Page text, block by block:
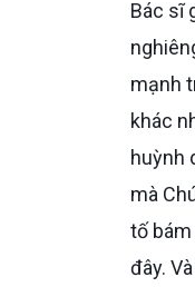
Bác sĩ giải thích vì sao cùng một nguồn lại gây ra ba triệu chứng khác nhau. Chiếc răng khôn ngầm nằm
mạnh
khác
huỳnh
mà
tố
đây.